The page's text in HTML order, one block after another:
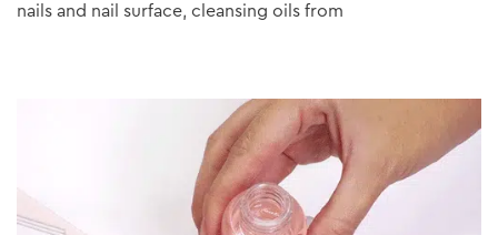
nails and nail surface, cleansing oils from